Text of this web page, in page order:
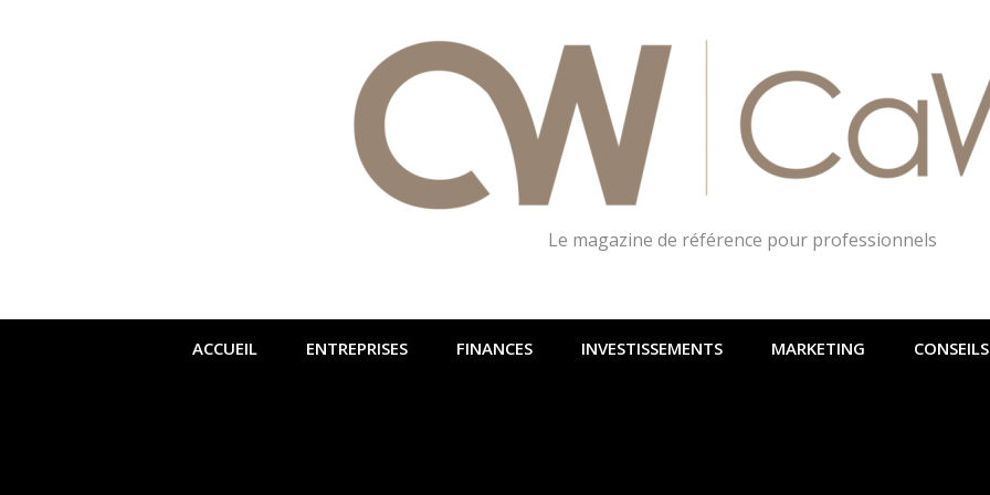
Le magazine de référence pour professionnels
ACCUEIL ENTREPRISES FINANCES INVESTISSEMENTS MARKETING CONSEILS